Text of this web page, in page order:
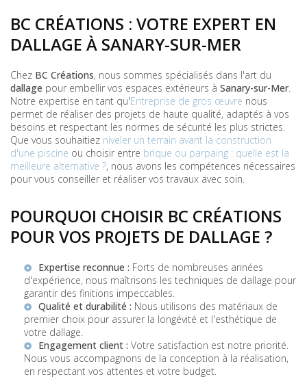
BC CRÉATIONS : VOTRE EXPERT EN
DALLAGE À SANARY-SUR-MER
Chez BC Créations, nous sommes spécialisés dans l'art du
dallage pour embellir vos espaces extérieurs à Sanary-sur-Mer.
Notre expertise en tant qu'Entreprise de gros œuvre nous
permet de réaliser des projets de haute qualité, adaptés à vos
besoins et respectant les normes de sécurité les plus strictes.
Que vous souhaitiez niveler un terrain avant la construction
d'une piscine ou choisir entre brique ou parpaing : quelle est la
meilleure alternative ?, nous avons les compétences nécessaires
pour vous conseiller et réaliser vos travaux avec soin.
POURQUOI CHOISIR BC CRÉATIONS
POUR VOS PROJETS DE DALLAGE ?
Expertise reconnue : Forts de nombreuses années
d'expérience, nous maîtrisons les techniques de dallage pour
garantir des finitions impeccables.
Qualité et durabilité : Nous utilisons des matériaux de
premier choix pour assurer la longévité et l'esthétique de
votre dallage.
Engagement client : Votre satisfaction est notre priorité.
Nous vous accompagnons de la conception à la réalisation,
en respectant vos attentes et votre budget.